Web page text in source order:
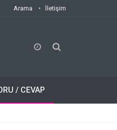
Arama İletişim
/ CEVAP